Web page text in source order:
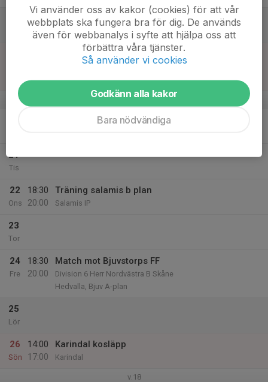
Match mot Vedby/Rönne IF
Spannarps IP A-plan
v.17
Träning b plan
21
Tis
22
Ons
18:30
20:00
Träning salamis b plan
Salamis IP
23
Tor
24
Fre
18:30
20:00
Match mot Bjuvstorps FF
Division 6 Herr Nordvästra B Skåne
Hedvalla, Bjuv A-plan
25
Lör
26
Sön
14:00
17:00
Karindal kosläpp
Karindal
v.18
Vi använder oss av kakor (cookies) för att vår
webbplats ska fungera bra för dig. De används
även för webbanalys i syfte att hjälpa oss att
förbättra våra tjänster.
Så använder vi cookies
Godkänn alla kakor
Bara nödvändiga